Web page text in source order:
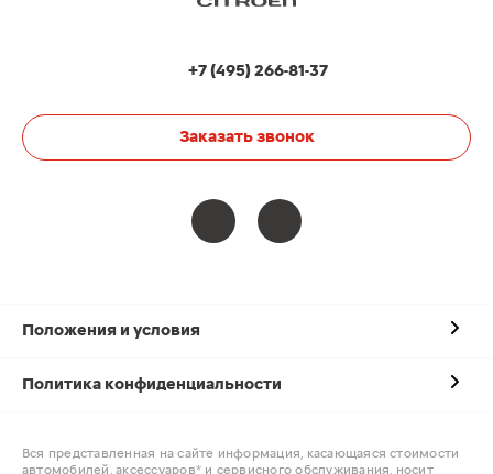
+7 (495) 266-81-37
Заказать звонок
Положения и условия
Политика конфиденциальности
Вся представленная на сайте информация, касающаяся стоимости
автомобилей, аксессуаров* и сервисного обслуживания, носит